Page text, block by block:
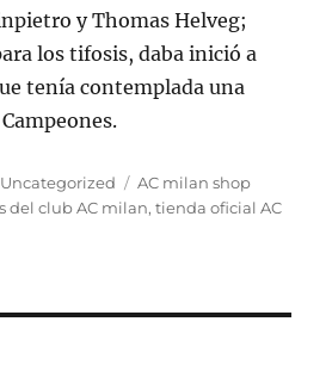
y Thomas Helveg;
los tifosis, daba inició a
tenía contemplada una
Categorías
Uncategorized Etiquetas
AC milan shop
del club AC milan,tienda oficial AC